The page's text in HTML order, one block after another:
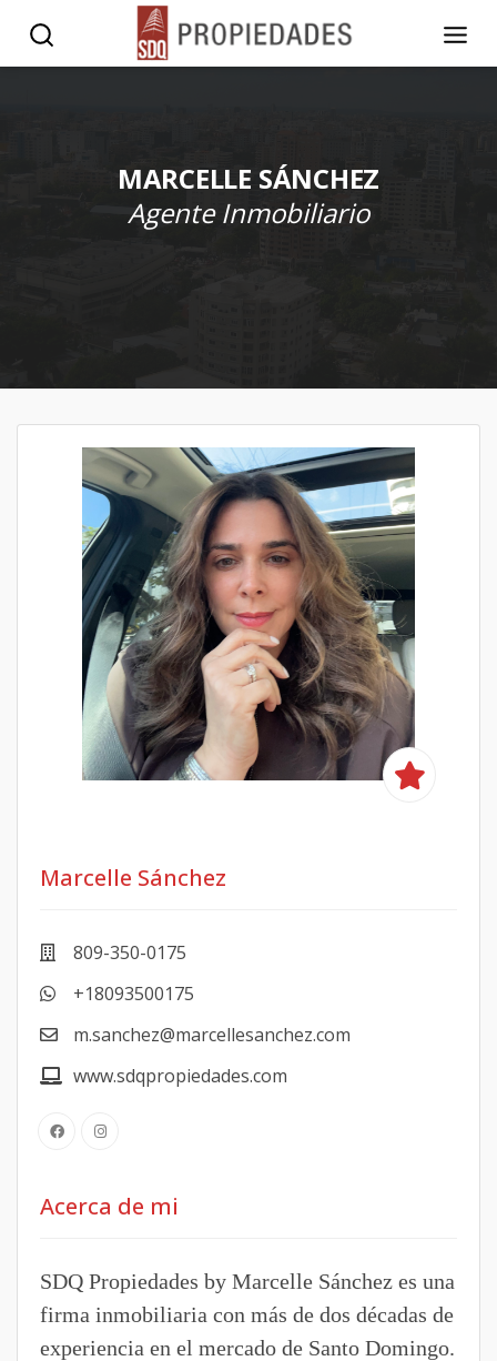
MARCELLE SÁNCHEZ
Agente Inmobiliario
Marcelle Sánchez
809-350-0175
+18093500175
m.sanchez@marcellesanchez.com
www.sdqpropiedades.com
Acerca de mi
SDQ Propiedades by Marcelle Sánchez es una
firma inmobiliaria con más de dos décadas de
experiencia en el mercado de Santo Domingo.